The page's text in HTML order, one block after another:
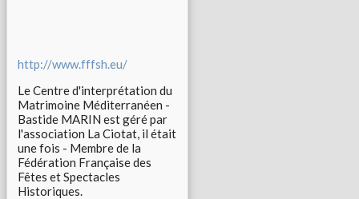
http://www.fffsh.eu/
Le Centre d'interprétation du
Matrimoine Méditerranéen -
Bastide MARIN est géré par
l'association La Ciotat, il était
une fois - Membre de la
Fédération Française des
Fêtes et Spectacles
Historiques.